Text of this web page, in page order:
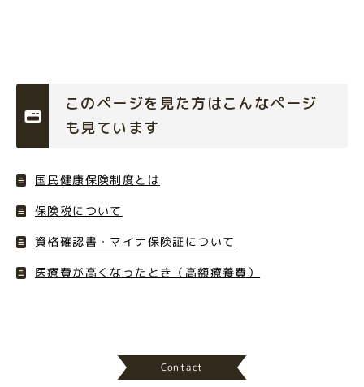
このページを見た方はこんなページ
も見ています
国民健康保険制度とは
保険税について
資格確認書・マイナ保険証について
医療費が高くなったとき（高額療養費）
Contact